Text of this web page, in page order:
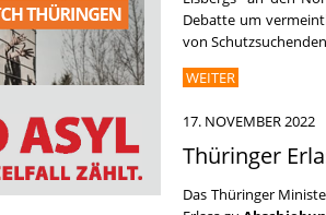
Debatte um
von
WEITER
17. NOVEMBER 2022
Thüringer
Das Thüringer